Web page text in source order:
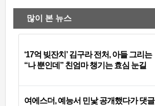
많이 본 뉴스
‘17억 빚잔치’ 김구라 전처, 아들 그리는
“나 뿐인데” 친엄마 챙기는 효심 눈길
여에스더, 예능서 민낯 공개했다가 댓글